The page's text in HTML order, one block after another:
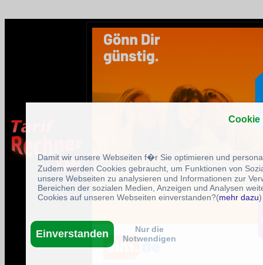
Cookie
Damit wir unsere Webseiten f�r Sie optimieren und
Zudem werden Cookies gebraucht, um Funktionen von
unsere Webseiten zu analysieren und Informationen zur
Bereichen der sozialen Medien, Anzeigen und Analysen
Cookies auf unseren Webseiten einverstanden?(mehr dazu)
Einverstanden
Nur die
Notwendigen